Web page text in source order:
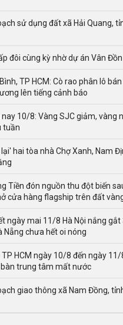
sử dụng đất xã Hải Quang,
đôi cùng kỳ nhờ dự án Vân Đồn
TP HCM: Cò rao phân lô
lên tiếng cảnh báo
10/8: Vàng SJC giảm, vàng
tuần
hai tòa nhà Chợ Xanh, Nam
Tiền đón nguồn thu đột biến
cửa hàng flagship trên đất
ngày mai 11/8 Hà Nội nắng gắt
Nẵng chưa hết oi nóng
TP HCM ngày 10/8 đến ngày
trung tâm mất nước
giao thông xã Nam Đồng,